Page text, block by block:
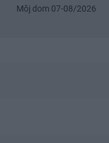
Urob si sám 6/2026